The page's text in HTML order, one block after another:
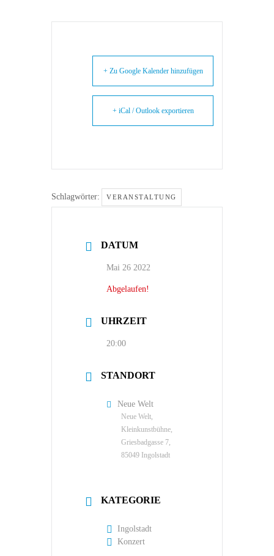
+ Zu Google Kalender hinzufügen
+ iCal / Outlook exportieren
Schlagwörter: VERANSTALTUNG
DATUM
Mai 26 2022
Abgelaufen!
UHRZEIT
20:00
STANDORT
Neue Welt
Neue Welt,
Kleinkunstbühne,
Griesbadgasse 7,
85049 Ingolstadt
KATEGORIE
Ingolstadt
Konzert